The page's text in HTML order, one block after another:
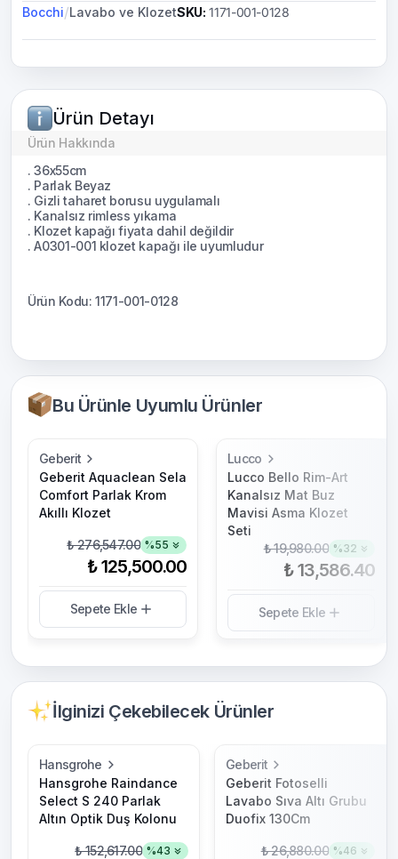
Bocchi/Lavabo ve KlozetSKU: 1171-001-0128
Bu Ürünle Uyumlu Ürünler
Geberit
Geberit Aquaclean Sela
Comfort Parlak Krom
Akıllı Klozet
₺ 276,547.00 %55
₺ 125,500.00
Sepete Ekle
Lucco
Lucco Bello Rim-Art
Kanalsız Mat Buz
Mavisi Asma Klozet
Seti
₺ 19,980.00 %32
₺ 13,586.40
Sepete Ekle
İlginizi Çekebilecek Ürünler
Hansgrohe
Hansgrohe Raindance
Select S 240 Parlak
Altın Optik Duş Kolonu
₺ 152,617.00 %43
Geberit
Geberit Fotoselli
Lavabo Sıva Altı Grubu
Duofix 130Cm
₺ 26,880.00 %46
Ürün Detayı
Ürün Hakkında
. 36x55cm
. Parlak Beyaz
. Gizli taharet borusu uygulamalı
. Kanalsız rimless yıkama
. Klozet kapağı fiyata dahil değildir
. A0301-001 klozet kapağı ile uyumludur
Ürün Kodu: 1171-001-0128